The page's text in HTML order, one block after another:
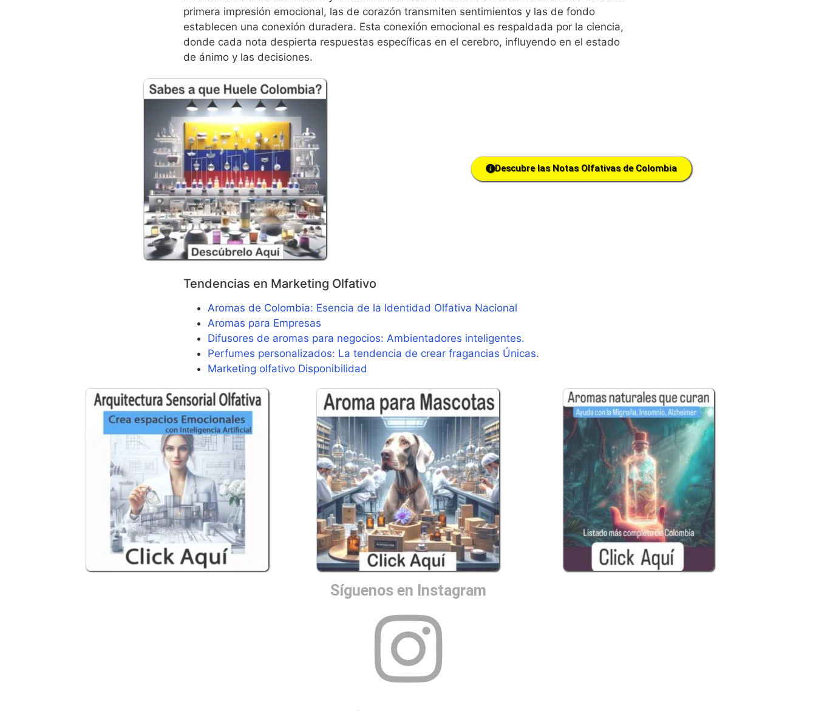
primera impresión emocional, las de corazón transmiten sentimientos y las de fondo
establecen una conexión duradera. Esta conexión emocional es respaldada por la ciencia,
donde cada nota despierta respuestas específicas en el cerebro, influyendo en el estado
de ánimo y las decisiones.
Descubre las Notas Olfativas de Colombia
Tendencias en Marketing Olfativo
Aromas de Colombia: Esencia de la Identidad Olfativa Nacional
Aromas para Empresas
Difusores de aromas para negocios: Ambientadores inteligentes.
Perfumes personalizados: La tendencia de crear fragancias Únicas.
Marketing olfativo Disponibilidad
Síguenos en Instagram